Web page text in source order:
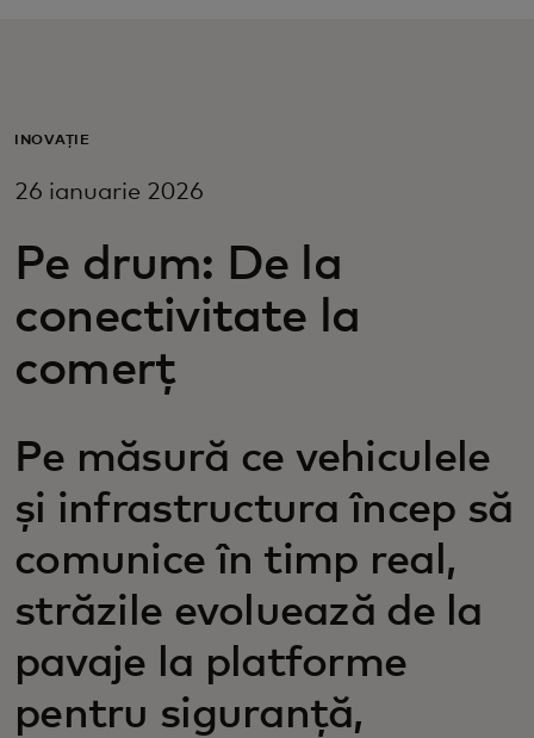
Pentru întreaga lume
Pentru inovatori
Știri și tendințe
INOVAȚIE
26 ianuarie 2026
Pe drum: De la
conectivitate la
comerț
Pe măsură ce vehiculele
și infrastructura încep să
comunice în timp real,
străzile evoluează de la
pavaje la platforme
pentru siguranță,